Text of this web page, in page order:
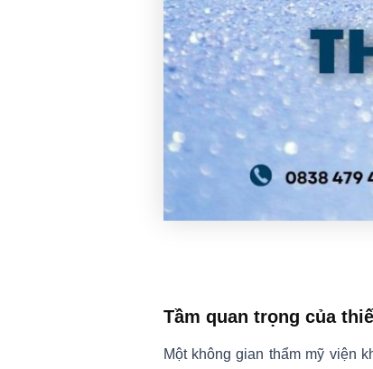
Tầm quan trọng của
Một không gian thẩm mỹ viện